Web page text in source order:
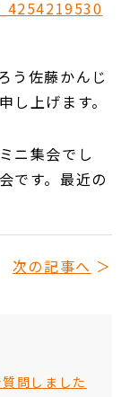
う佐藤かんじ
上げます。
ニ集会でし
です。最近の
次の記事へ
問しました